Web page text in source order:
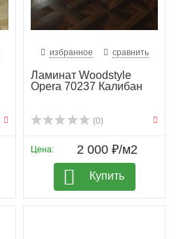
избранное сравнить
Ламинат Woodstyle
Opera 70237 Калибан
(0)
Цена: 2 000 ₽/м2
Купить